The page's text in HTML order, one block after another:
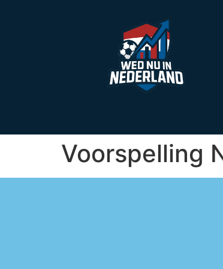
Voorspelling